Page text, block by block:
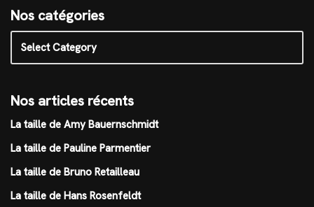
Nos catégories
Nos articles récents
La taille de Amy Bauernschmidt
La taille de Pauline Parmentier
La taille de Bruno Retailleau
La taille de Hans Rosenfeldt